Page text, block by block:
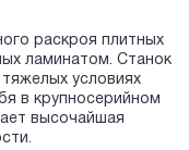
раскроя плитных
ламинатом. Станок
условиях
в крупносерийном
высочайшая